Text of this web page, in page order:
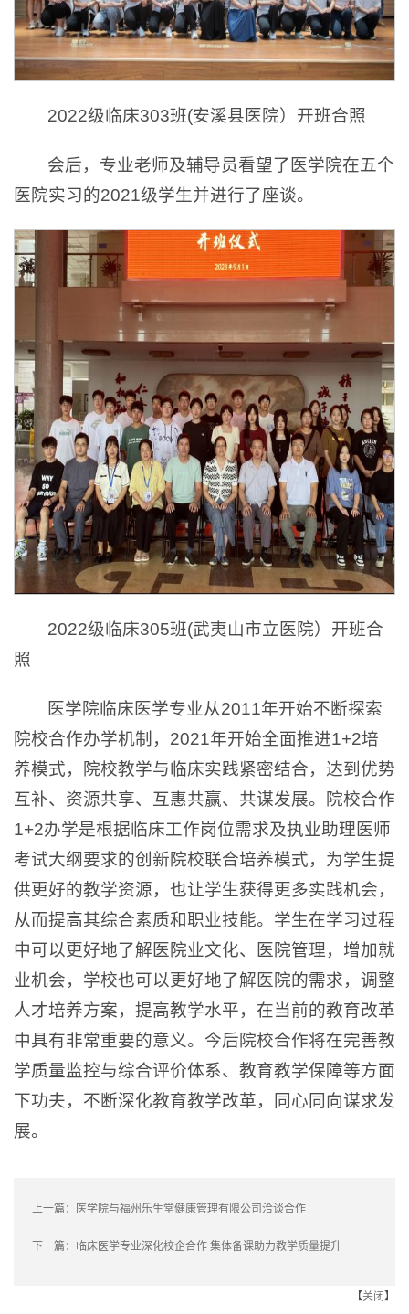
2022级临床303班(安溪县医院）开班合照
会后，专业老师及辅导员看望了医学院在五个
医院实习的2021级学生并进行了座谈。
2022级临床305班(武夷山市立医院）开班合
照
医学院临床医学专业从2011年开始不断探索
院校合作办学机制，2021年开始全面推进1+2培
养模式，院校教学与临床实践紧密结合，达到优势
互补、资源共享、互惠共赢、共谋发展。院校合作
1+2办学是根据临床工作岗位需求及执业助理医师
考试大纲要求的创新院校联合培养模式，为学生提
供更好的教学资源，也让学生获得更多实践机会，
从而提高其综合素质和职业技能。学生在学习过程
中可以更好地了解医院业文化、医院管理，增加就
业机会，学校也可以更好地了解医院的需求，调整
人才培养方案，提高教学水平，在当前的教育改革
中具有非常重要的意义。今后院校合作将在完善教
学质量监控与综合评价体系、教育教学保障等方面
下功夫，不断深化教育教学改革，同心同向谋求发
展。
上一篇： 医学院与福州乐生堂健康管理有限公司洽谈合作
下一篇： 临床医学专业深化校企合作 集体备课助力教学质量提升
【关闭 】